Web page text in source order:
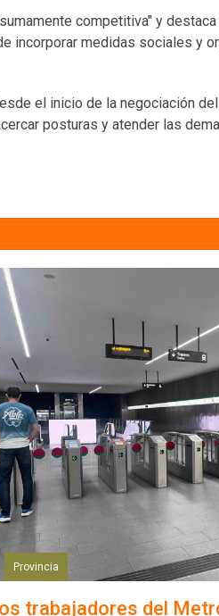
competitiva" y
incorporar medidas sociales y
el inicio de la negociación
posturas y atender las
Provincia
trabajadores del